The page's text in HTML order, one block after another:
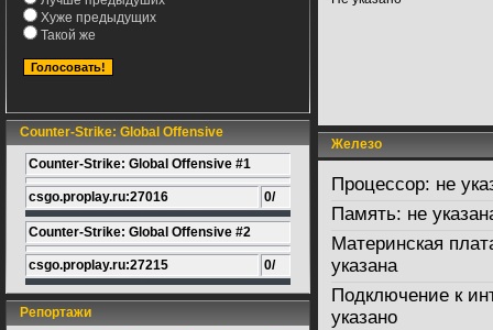
Хуже предыдущих
Такой же
Counter-Strike: Global Offensive
Counter-Strike: Global Offensive #1
csgo.proplay.ru:27016 0/
Counter-Strike: Global Offensive #2
csgo.proplay.ru:27215 0/
Репортажи
Железо
Процессор: не
Память: не
Материнская
указана
Подключение к
указано